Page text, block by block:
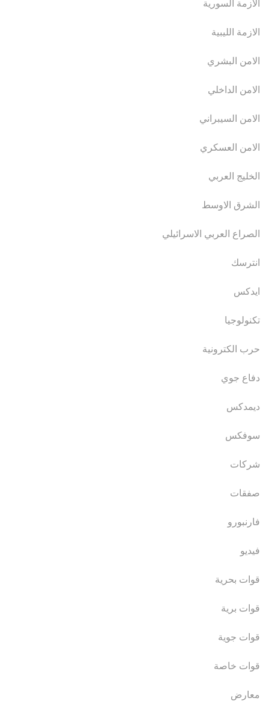
الازمة السورية
الازمة الليبية
الامن البشري
الامن الداخلي
الامن السيبراني
الامن العسكري
الخليج العربي
الشرق الاوسط
الصراع العربي الاسرائيلي
انترسك
ايدكس
تكنولوجيا
حرب الكترونية
دفاع جوي
ديمدكس
سوفكس
شركات
صفقات
فارنبورو
فيديو
قوات بحرية
قوات برية
قوات جوية
قوات خاصة
معارض